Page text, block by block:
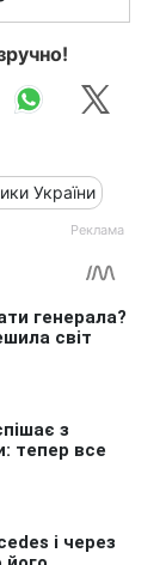
України